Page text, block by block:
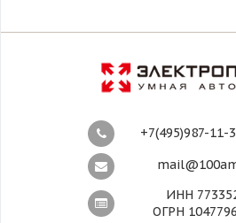
+7(495)987-11-
ИНН
ОГРН